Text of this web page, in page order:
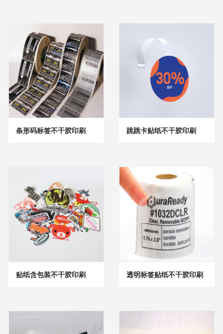
条形码标签不干胶印刷 跳跳卡贴纸不干胶印刷
贴纸含包装不干胶印刷 透明标签贴纸不干胶印刷